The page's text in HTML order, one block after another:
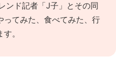
ンド記者「J子」とその同
ってみた、食べてみた、行
。